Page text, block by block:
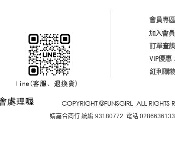
婧嘉合商行 統編:93180772 電話:0286636133